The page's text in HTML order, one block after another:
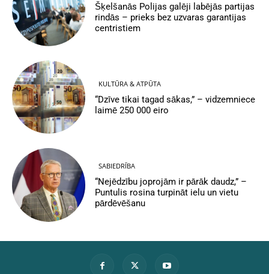
Šķelšanās Polijas galēji labējās partijas
rindās – prieks bez uzvaras garantijas
centristiem
KULTŪRA & ATPŪTA
“Dzīve tikai tagad sākas,” – vidzemniece
laimē 250 000 eiro
SABIEDRĪBA
“Nejēdzību joprojām ir pārāk daudz,” –
Puntulis rosina turpināt ielu un vietu
pārdēvēšanu